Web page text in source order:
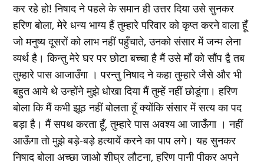
कर रहे हो! निषाद ने पहले के समान ही उत्तर दिया उसे सुनकर
हरिण बोला, मेरे धन्य भाग्य हैं तुम्हारे परिवार को कृप्त करने वाला हूँ
जो मनुष्य दूसरों को लाभ नहीं पहुँचाते, उनको संसार में जन्म लेना
व्यर्थ है। किन्तु मेरे घर पर छोटा बच्चा है मैं उसे माँ को सौंप द्वै तब
तुम्हारे पास आजाउँगा । परन्तु निषाद ने कहा तुम्हारे जैसे और भी
बहुत आये थे उन्होंने मुझे धोखा दिया मैं तुम्हें नहीं छोडूंगा। हरिण
बोला कि मैं कभी झूठ नहीं बोलता हूँ क्योंकि संसार में सत्य का पद
बड़ा है। मैं सपथ करता हूँ, तुम्हारे पास अवश्य आ जाऊँगा । नहीं
आऊँगा तो मुझे बड़े-बड़े हत्यायें करने का पाप लगे। यह सुनकर
निषाद बोला अच्छा जाओ शीघ्र लौटना, हरिण पानी पीकर अपने